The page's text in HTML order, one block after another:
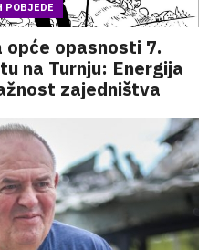
POBJEDE
opasnosti 7.
na Turnju: Energija
zajedništva